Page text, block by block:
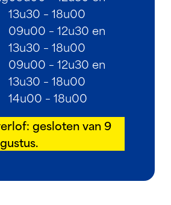
13u30 – 18u00
09u00 – 12u30 en
13u30 – 18u00
09u00 – 12u30 en
13u30 – 18u00
14u00 – 18u00
gesloten van 9